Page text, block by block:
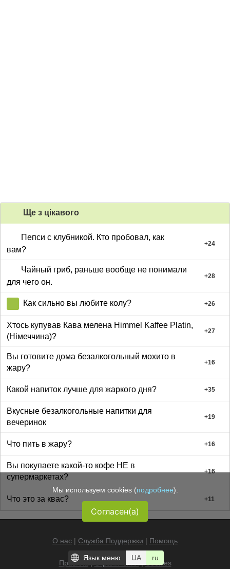
Ще з цiкавого
Пепси с клубникой. Кто пробовал, как
вам?
+24
Чайный гриб, раньше вообще не понимали
для чего он.
+28
Как сильно вы любите колу? +26
Хтось купував Кава мелена Himmel Kaffee Platin,
(Німеччина)?
+27
Вы готовите дома безалкогольный мохито в
жару?
+16
Какой напиток лучше для жаркого дня? +35
Вкусные безалкогольные напитки для
вечеринок
+19
Что пить в жару? +16
Вы покупаете какой-то кофе НЕ в
супермаркетах?
+16
Что это за квас? +11
О нас | Служба Поддержки | Помощь
Правила|Ограничения |
Cookies
Мы используем cookies (подробнее).
Согласен(а)
Язык меню UA ru